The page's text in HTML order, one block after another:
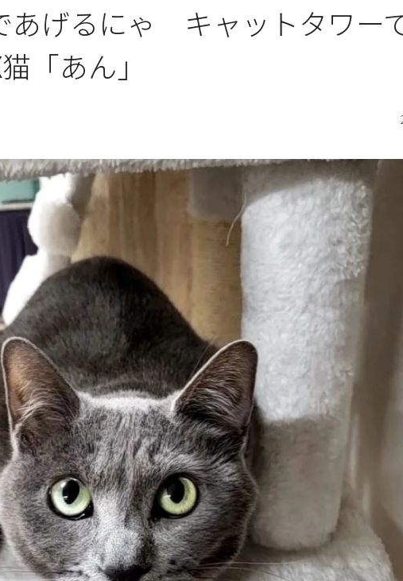
あげるにゃ キャットタワー
「あん」